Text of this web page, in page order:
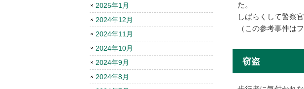
た。
しばらくして警察
（この参考事件は
窃盗
2025年1月
2024年12月
2024年11月
2024年10月
2024年9月
2024年8月